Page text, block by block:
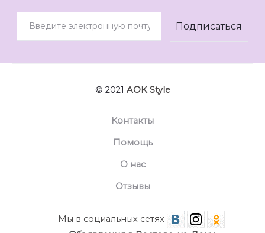
© 2021 AOK Style
Контакты
Помощь
О нас
Отзывы
Мы в социальных сетях